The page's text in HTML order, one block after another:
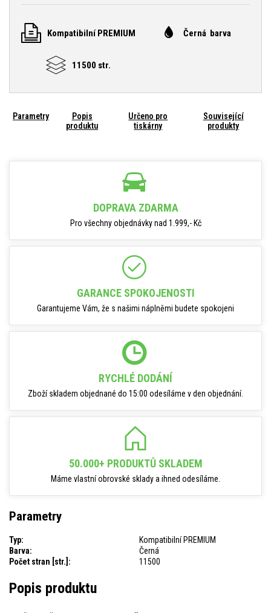
Kompatibilní PREMIUM Černá barva
11500 str.
Parametry
Popis
produktu
Určeno pro
tiskárny
Související
produkty
DOPRAVA ZDARMA
Pro všechny objednávky nad 1.999,- Kč
GARANCE SPOKOJENOSTI
Garantujeme Vám, že s našimi náplněmi budete spokojeni
RYCHLÉ DODÁNÍ
Zboží skladem objednané do 15:00 odesíláme v den objednání.
50.000+ PRODUKTŮ SKLADEM
Máme vlastní obrovské sklady a ihned odesíláme.
Parametry
Typ:
Kompatibilní PREMIUM
Barva:
Černá
Počet stran [str.]:
11500
Popis produktu